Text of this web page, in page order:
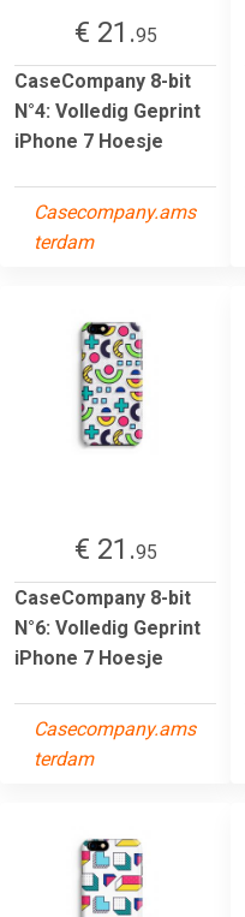
€ 21.95
CaseCompany 8-bit
N°4: Volledig Geprint
iPhone 7 Hoesje
Casecompany.ams
terdam
€ 21.95
CaseCompany 8-bit
N°6: Volledig Geprint
iPhone 7 Hoesje
Casecompany.ams
terdam